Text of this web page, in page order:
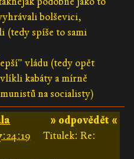
bolševici,
(tedy spíše to sami
vládu (tedy opět
kabáty a mírně
na socialisty)
» odpovědět «
Titulek: Re: